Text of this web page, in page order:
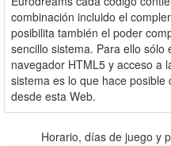
combinación incluido el
posibilita también el poder
sencillo sistema. Para ello sólo
navegador HTML5 y acceso a
sistema es lo que hace
desde esta Web.
Horario, días de juego y